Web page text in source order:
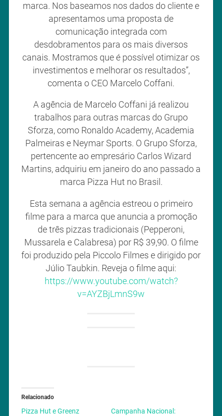
marca. Nos baseamos nos dados do cliente e
apresentamos uma proposta de
comunicação integrada com
desdobramentos para os mais diversos
canais. Mostramos que é possível otimizar os
investimentos e melhorar os resultados”,
comenta o CEO Marcelo Coffani.
A agência de Marcelo Coffani já realizou
trabalhos para outras marcas do Grupo
Sforza, como Ronaldo Academy, Academia
Palmeiras e Neymar Sports. O Grupo Sforza,
pertencente ao empresário Carlos Wizard
Martins, adquiriu em janeiro do ano passado a
marca Pizza Hut no Brasil.
Esta semana a agência estreou o primeiro
filme para a marca que anuncia a promoção
de três pizzas tradicionais (Pepperoni,
Mussarela e Calabresa) por R$ 39,90. O filme
foi produzido pela Piccolo Filmes e dirigido por
Júlio Taubkin. Reveja o filme aqui:
https://www.youtube.com/watch?
v=AYZBjLmnS9w
Relacionado
Pizza Hut e Greenz
Campanha Nacional: